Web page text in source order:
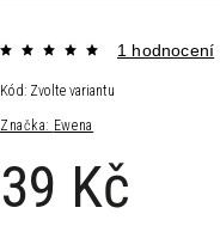
Značka: Ewena
1 hodnocení
39 Kč
Kód: Zvolte variantu